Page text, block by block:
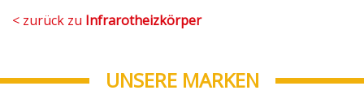
< zurück zu Infrarotheizkörper
UNSERE MARKEN